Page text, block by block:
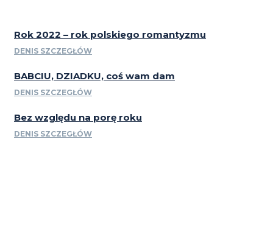
Rok 2022 – rok polskiego romantyzmu
DENIS SZCZEGŁÓW
BABCIU, DZIADKU, coś wam dam
DENIS SZCZEGŁÓW
Bez względu na porę roku
DENIS SZCZEGŁÓW